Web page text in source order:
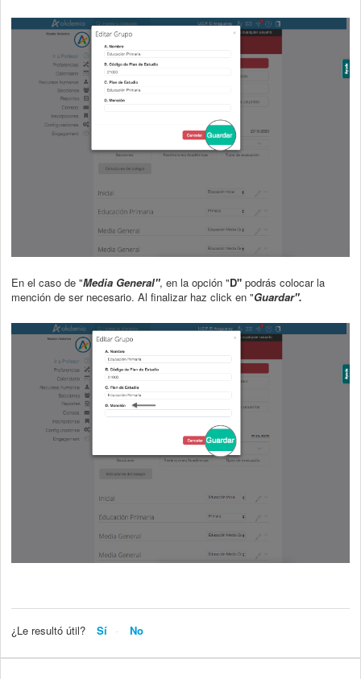
En el caso de "Media General", en la opción "D" podrás colocar la
mención de ser necesario. Al finalizar haz click en "Guardar".
¿Le resultó útil? Sí No